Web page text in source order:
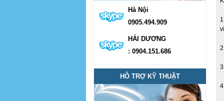
Hà Nội
0905.494.909
HẢI DƯƠNG
: 0904.151.686
HỖ TRỢ KỸ THUẬT